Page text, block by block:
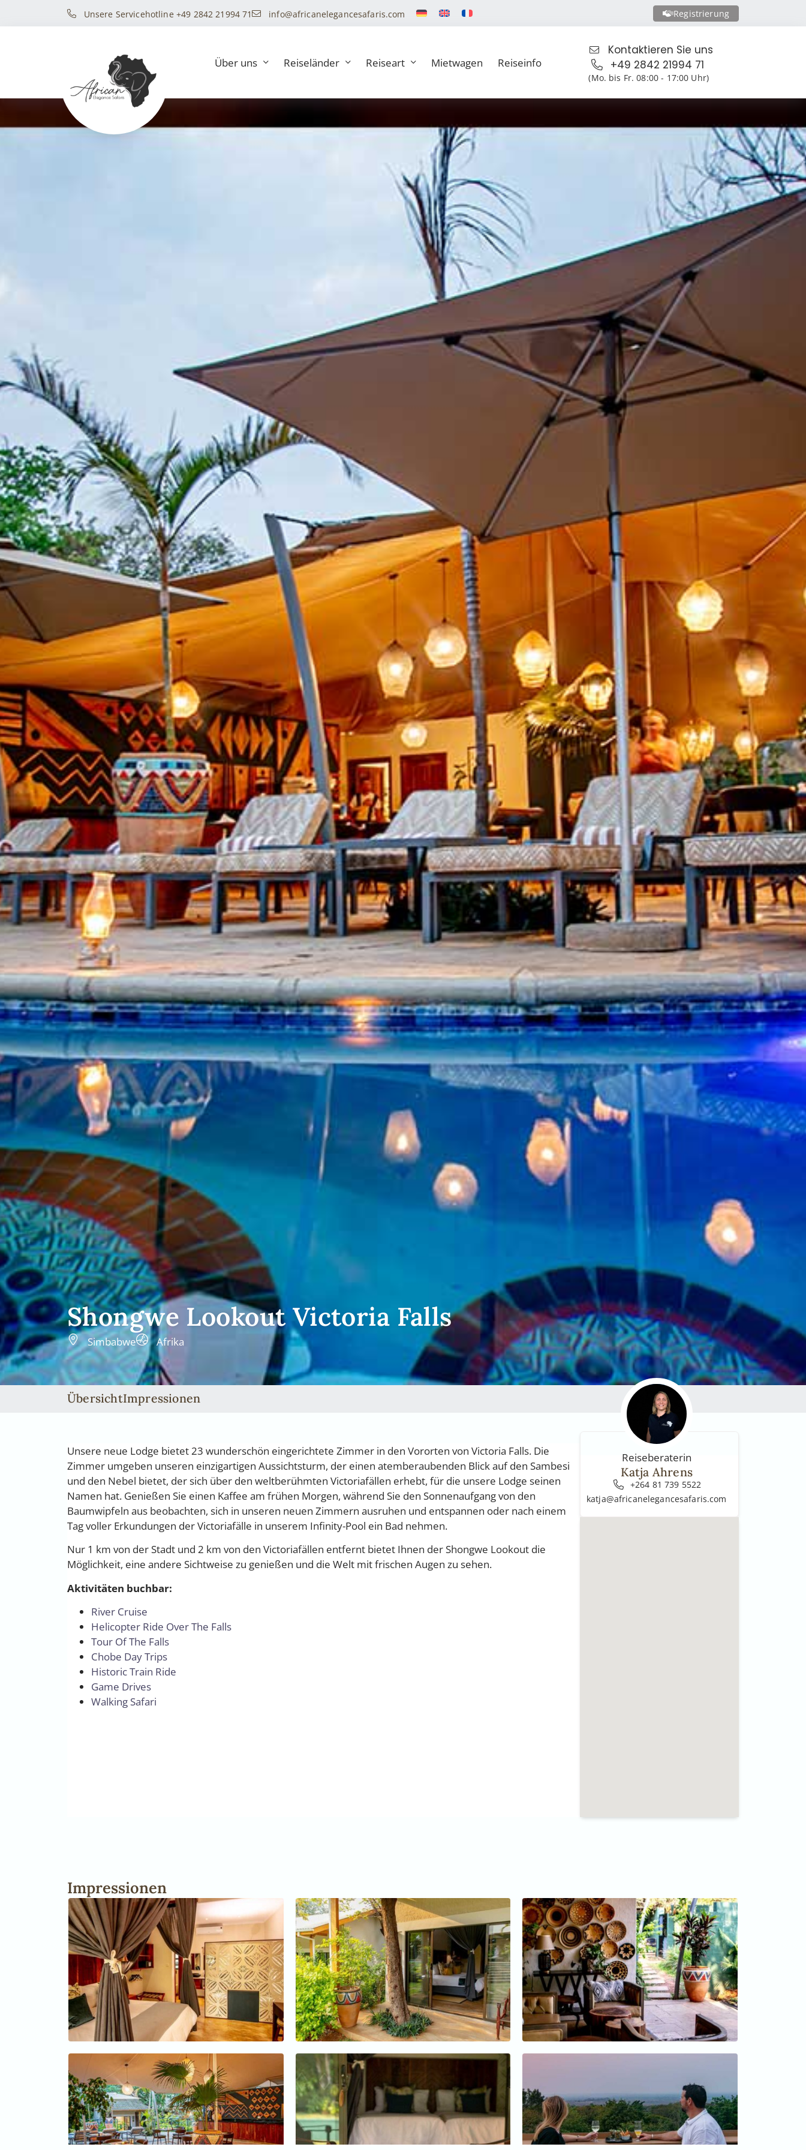
Unsere Servicehotline +49 2842 21994 71 info@africanelegancesafaris.com Registrierung
Über uns Reiseländer Reiseart Mietwagen Reiseinfo
Kontaktieren Sie uns
+49 2842 21994 71
(Mo. bis Fr. 08:00 - 17:00 Uhr)
Shongwe Lookout Victoria Falls
Simbabwe Afrika
ÜbersichtImpressionen
Unsere neue Lodge bietet 23 wunderschön eingerichtete Zimmer in den Vororten von Victoria Falls. Die
Zimmer umgeben unseren einzigartigen Aussichtsturm, der einen atemberaubenden Blick auf den Sambesi
und den Nebel bietet, der sich über den weltberühmten Victoriafällen erhebt, für die unsere Lodge seinen
Namen hat. Genießen Sie einen Kaffee am frühen Morgen, während Sie den Sonnenaufgang von den
Baumwipfeln aus beobachten, sich in unseren neuen Zimmern ausruhen und entspannen oder nach einem
Tag voller Erkundungen der Victoriafälle in unserem Infinity-Pool ein Bad nehmen.
Nur 1 km von der Stadt und 2 km von den Victoriafällen entfernt bietet Ihnen der Shongwe Lookout die
Möglichkeit, eine andere Sichtweise zu genießen und die Welt mit frischen Augen zu sehen.
Aktivitäten buchbar:
River Cruise
Helicopter Ride Over The Falls
Tour Of The Falls
Chobe Day Trips
Historic Train Ride
Game Drives
Walking Safari
Reiseberaterin
Katja Ahrens
+264 81 739 5522
katja@africanelegancesafaris.com
Impressionen